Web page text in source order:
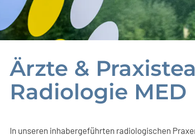
Ärzte &
Radiologie MED
In unseren inhabergeführten radiologischen